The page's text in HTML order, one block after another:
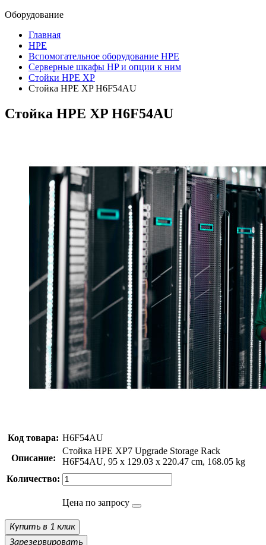
Оборудование
Главная
HPE
Вспомогательное оборудование HPE
Серверные шкафы HP и опции к ним
Стойки HPE XP
Стойка HPE XP H6F54AU
Стойка HPE XP H6F54AU
Код товара: H6F54AU
Описание:
Стойка HPE XP7 Upgrade Storage Rack
H6F54AU, 95 x 129.03 x 220.47 cm, 168.05 kg
Количество:
Цена по запросу
Купить в 1 клик
Зарезервировать